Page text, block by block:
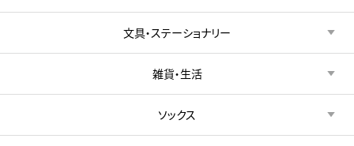
文具・ステーショナリー
雑貨・生活
ソックス